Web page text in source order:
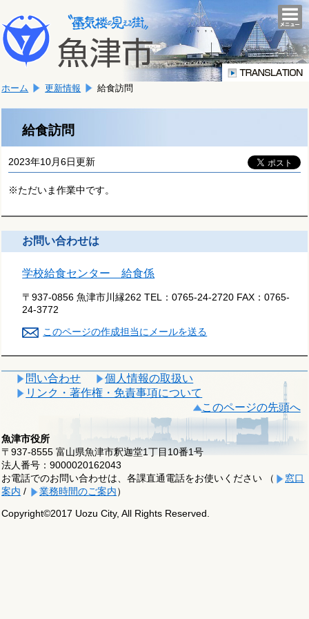
文
へ
移
ま
す。
こ
か
文
ホーム 更新情報 給食訪問
給食訪問
2023年10月6日更新
※ただいま作業中です。
お問い合わせは
学校給食センター 給食係
〒937-0856 魚津市川縁262 TEL：0765-24-2720 FAX：0765-
24-3772
このページの作成担当にメールを送る
問い合わせ
個人情報の取扱い
リンク・著作権・免責事項について
このページの先頭へ
魚津市役所
〒937-8555 富山県魚津市釈迦堂1丁目10番1号
法人番号：9000020162043
お電話でのお問い合わせは、各課直通電話をお使いください （
窓口
案内 / 業務時間のご案内）
Copyright©2017 Uozu City, All Rights Reserved.